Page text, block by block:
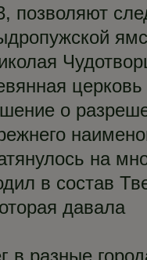
позволяют
церковь
о
на
в состав
давала
в разные